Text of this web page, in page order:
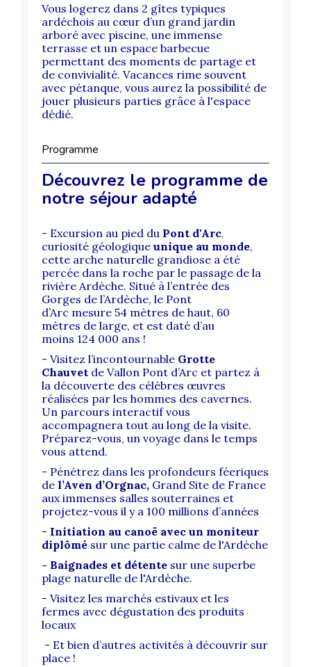
Vous logerez dans 2 gîtes typiques
ardéchois au cœur d’un grand jardin
arboré avec piscine, une immense
terrasse et un espace barbecue
permettant des moments de partage et
de convivialité. Vacances rime souvent
avec pétanque, vous aurez la possibilité de
jouer plusieurs parties grâce à l'espace
dédié.
Programme
Découvrez le programme de
notre séjour adapté
- Excursion au pied du Pont d'Arc,
curiosité géologiqueunique au monde,
cette arche naturelle grandiose a été
percée dans la roche par le passage de la
rivière Ardèche. Situé à l’entrée des
Gorges de l’Ardèche, le Pont
d’Arc mesure 54 mètres de haut, 60
mètres de large, et est daté d’au
moins 124 000 ans !
- Visitez l’incontournable Grotte
Chauvet de Vallon Pont d’Arc et partez à
la découverte des célèbres œuvres
réalisées par les hommes des cavernes.
Un parcours interactif vous
accompagnera tout au long de la visite.
Préparez-vous, un voyage dans le temps
vous attend.
- Pénétrez dans les profondeurs féeriques
de l’Aven d’Orgnac, Grand Site de France
aux immenses salles souterraines et
projetez-vous il y a 100 millions d’années
- Initiation au canoë avec un moniteur
diplômé sur une partie calme de l'Ardèche
- Baignades et détente sur une superbe
plage naturelle de l'Ardèche.
- Visitez les marchés estivaux et les
fermes avec dégustation des produits
locaux
- Et bien d’autres activités à découvrir sur
place !